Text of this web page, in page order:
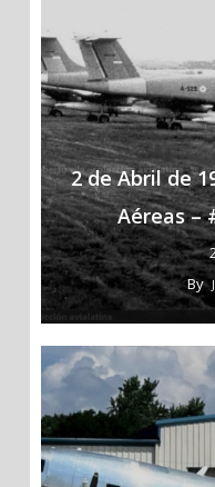
2 de Abril de
Aéreas –
By